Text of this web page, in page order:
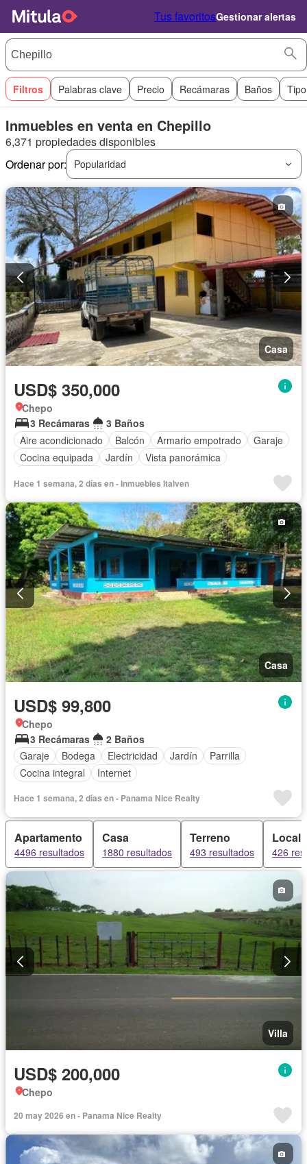
Tus favoritosGestionar alertas
Filtros Palabras clave Precio Recámaras Baños
Inmuebles en venta en Chepillo
6,371 propiedades disponibles
Ordenar por:
Popularidad
Casa
USD$ 350,000
Chepo
3 Recámaras
3 Baños
Aire acondicionado
Balcón Armario empotrado
Garaje
Cocina equipada
Jardín
Vista panorámica
Hace 1 semana, 2 días en - Inmuebles Italven
Casa
USD$ 99,800
Chepo
3 Recámaras
2 Baños
Garaje
Bodega Electricidad Jardín
Parrilla
Cocina integral
Internet
Hace 1 semana, 2 días en - Panama Nice Realty
Apartamento
4496 resultados
Casa
1880 resultados
Terreno
493 resultados
Local
426
Villa
USD$ 200,000
Chepo
20 may 2026 en - Panama Nice Realty